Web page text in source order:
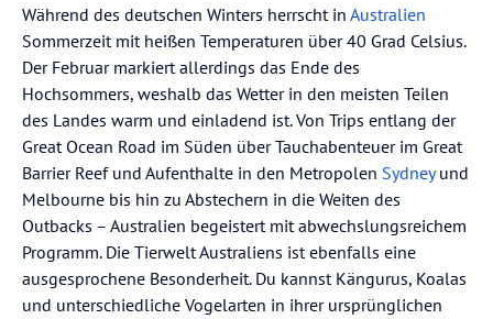
Während des deutschen Winters herrscht in Australien
Sommerzeit mit heißen Temperaturen über 40 Grad Celsius.
Der Februar markiert allerdings das Ende des
Hochsommers, weshalb das Wetter in den meisten Teilen
des Landes warm und einladend ist. Von Trips entlang der
Great Ocean Road im Süden über Tauchabenteuer im Great
Barrier Reef und Aufenthalte in den Metropolen Sydneyund
Melbourne bis hin zu Abstechern in die Weiten des
Outbacks – Australien begeistert mit abwechslungsreichem
Programm. Die Tierwelt Australiens ist ebenfalls eine
ausgesprochene Besonderheit. Du kannst Kängurus, Koalas
und unterschiedliche Vogelarten in ihrer ursprünglichen